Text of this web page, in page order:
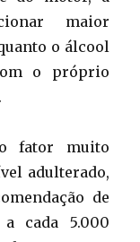
maior
o álcool
o próprio
fator muito
adulterado,
de
cada 5.000